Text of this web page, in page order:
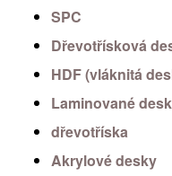
SPC
Dřevotřísková
HDF (vláknitá
Laminované
dřevotříska
Akrylové desky